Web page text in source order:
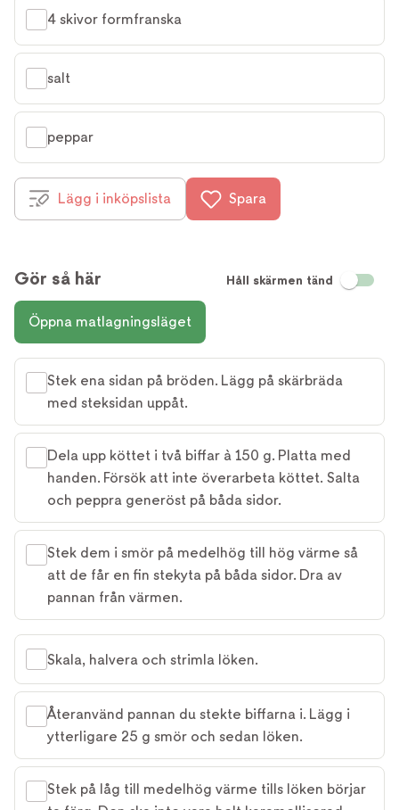
4 skivor formfranska
salt
peppar
Lägg i inköpslista Spara
Gör så här Håll skärmen tänd
Öppna matlagningsläget
Stek ena sidan på bröden. Lägg på skärbräda
med steksidan uppåt.
Dela upp köttet i två biffar à 150 g. Platta med
handen. Försök att inte överarbeta köttet. Salta
och peppra generöst på båda sidor.
Stek dem i smör på medelhög till hög värme så
att de får en fin stekyta på båda sidor. Dra av
pannan från värmen.
Skala, halvera och strimla löken.
Återanvänd pannan du stekte biffarna i. Lägg i
ytterligare 25 g smör och sedan löken.
Stek på låg till medelhög värme tills löken börjar